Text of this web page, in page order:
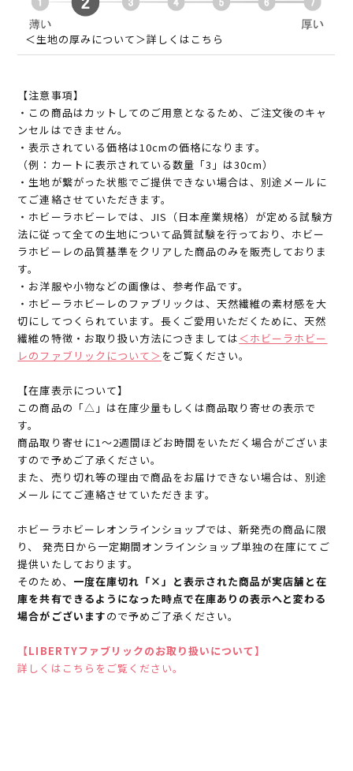
＜生地の厚みについて＞詳しくはこちら
【注意事項】
・この商品はカットしてのご用意となるため、ご注文後のキャ
ンセルはできません。
・表示されている価格は10cmの価格になります。
（例：カートに表示されている数量「3」は30cm）
・生地が繋がった状態でご提供できない場合は、別途メールに
てご連絡させていただきます。
・ホビーラホビーレでは、JIS（日本産業規格）が定める試験方
法に従って全ての生地について品質試験を行っており、ホビー
ラホビーレの品質基準をクリアした商品のみを販売しておりま
す。
・お洋服や小物などの画像は、参考作品です。
・ホビーラホビーレのファブリックは、天然繊維の素材感を大
切にしてつくられています。長くご愛用いただくために、天然
繊維の特徴・お取り扱い方法につきましては＜ホビーラホビー
レのファブリックについて＞ をご覧ください。
【在庫表示について】
この商品の「△」は在庫少量もしくは商品取り寄せの表示で
す。
商品取り寄せに1～2週間ほどお時間をいただく場合がございま
すので予めご了承ください。
また、売り切れ等の理由で商品をお届けできない場合は、別途
メールにてご連絡させていただきます。
ホビーラホビーレオンラインショップでは、新発売の商品に限
り、 発売日から一定期間オンラインショップ単独の在庫にてご
提供いたしております。
そのため、 一度在庫切れ「×」と表示された商品が実店舗と在
庫を共有できるようになった時点で在庫ありの表示へと変わる
場合がございますので予めご了承ください。
【LIBERTYファブリックのお取り扱いについて】
詳しくはこちらをご覧ください。